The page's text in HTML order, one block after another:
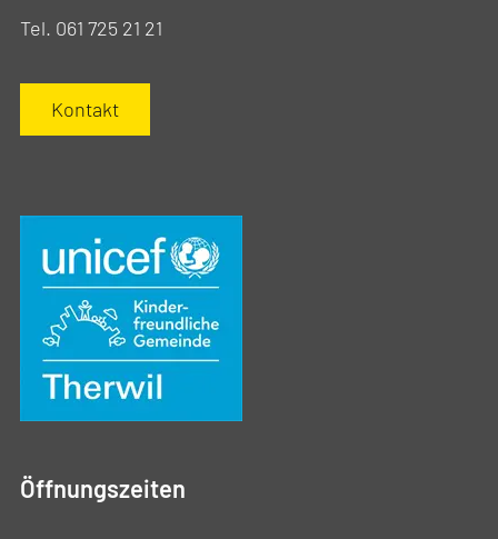
Tel. 061 725 21 21
Kontakt
Öffnungszeiten